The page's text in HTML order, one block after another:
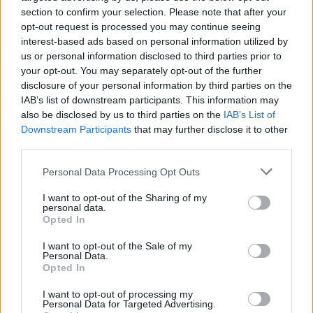
section to confirm your selection. Please note that after your
opt-out request is processed you may continue seeing
interest-based ads based on personal information utilized by
us or personal information disclosed to third parties prior to
your opt-out. You may separately opt-out of the further
disclosure of your personal information by third parties on the
IAB’s list of downstream participants. This information may
also be disclosed by us to third parties on the IAB’s List of
Downstream Participants that may further disclose it to other
Please note that this website/app uses one or more Google
not limited to your visit or usage behaviour. You may click to
grant or deny consent to Google and its third-party tags to
use your data for below specified purposes in below Google
consent section.
Personal Data Processing Opt Outs
I want to opt-out of the Sharing of my
personal data.
Opted In
I want to opt-out of the Sale of my
Personal Data.
Opted In
I want to opt-out of processing my
Personal Data for Targeted Advertising.
kontraproduktívvá válnak, és épp a politikától való
elfordulást eredményezik.
Sokszor hallani azt, hogya magyar választók azt
akarják, hogy megmondják nekik, kire
szavazzanak, csakhogy egy réteg azt is szeretné,
hogy megmondják miért.Számukra nem elég az
ellenkező politikai oldallal való riogatás. Az, hogy a
Kétfarkú Kutya Párt 2014 óta bejegyzett pártként
ennyi ember szimpátiáját képes volt megszerezni
(még ha stratégiai megfontolásból nem is feltétlen
rájuk adják szavazatukat), illetve az, hogy a
különböző álpártok rendre el tudnak szipkázni
szavazatokat a fő indulóktól, rámutat arra, hogy
létezik egy szűk réteg, amely elmegy szavazni, de
nagy mértékben kritikus a létező politikai kínálat
színvonalával szemben. Egyszerűen több szellemi
muníciót vár a politikától, mint amit jelenleg kap.
A 2022-es választás sok szempontból ennek a